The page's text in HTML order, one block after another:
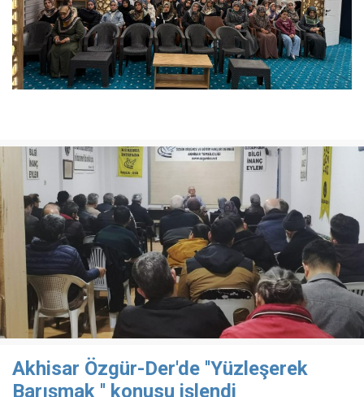
Akhisar Özgür-Der'de ''Yüzleşerek
Barışmak '' konusu işlendi